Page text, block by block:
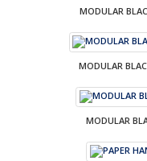
MODULAR
MODULAR
MODULAR